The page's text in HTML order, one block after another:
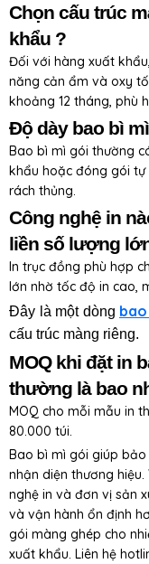
Chọn cấu trúc
khẩu ?
Đối với hàng xuất
năng cản ẩm và oxy
khoảng 12 tháng, phù
Độ dày bao bì
Bao bì mì gói thường
khẩu hoặc đóng gói tự
rách thủng.
Công nghệ in
liền số lượng
In trục đồng phù hợp
lớn nhờ tốc độ in cao,
Đây là một dòng
cấu trúc màng riêng.
MOQ khi đặt in
thường là bao
MOQ cho mỗi mẫu in
80.000 túi.
Bao bì mì gói giúp
nhận diện thương
nghệ in và đơn vị sản
và vận hành ổn định
gói màng ghép cho
xuất khẩu. Liên hệ